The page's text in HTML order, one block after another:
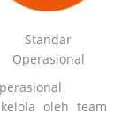
Standar
Operasional
oleh team